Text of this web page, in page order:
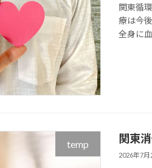
関東循
療は今
全身に
temp 関東
2026年7月